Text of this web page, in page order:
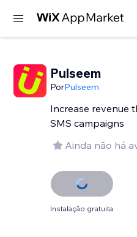
Pulseem
PorPulseem
Increase revenue
SMS campaigns
Ainda não há
Instalação gratuita